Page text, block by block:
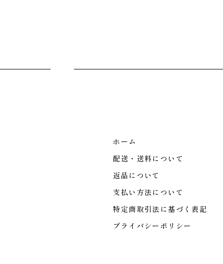
ホーム
配送・送料について
返品について
支払い方法について
特定商取引法に基づく表記
プライバシーポリシー